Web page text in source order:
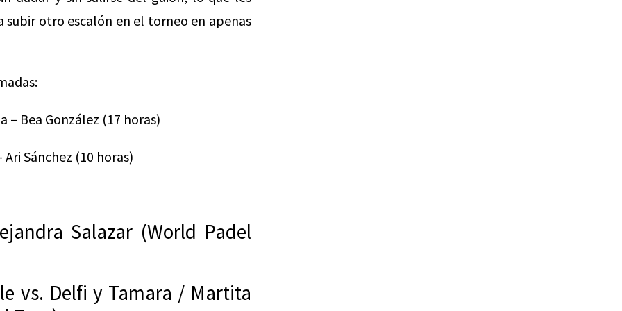
subir otro escalón en el torneo en apenas
– Bea González (17 horas)
Sánchez (10 horas)
Salazar (World Padel
vs. Delfi y Tamara / Martita